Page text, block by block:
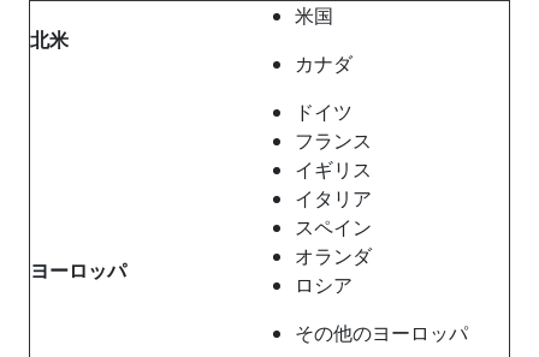
北米
米国
カナダ
ヨーロッパ
ドイツ
フランス
イギリス
イタリア
スペイン
オランダ
ロシア
その他のヨーロッパ